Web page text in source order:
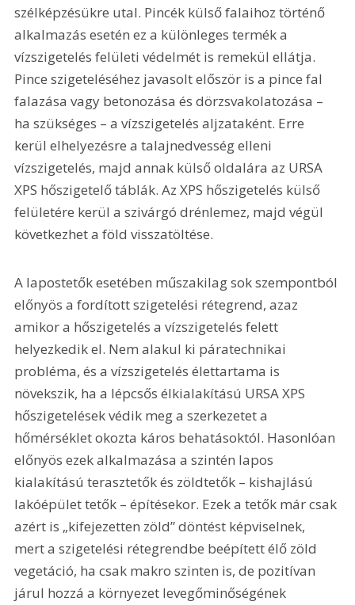
szélképzésükre utal. Pincék külső falaihoz történő
alkalmazás esetén ez a különleges termék a
vízszigetelés felületi védelmét is remekül ellátja.
Pince szigeteléséhez javasolt először is a pince fal
falazása vagy betonozása és dörzsvakolatozása –
ha szükséges – a vízszigetelés aljzataként. Erre
kerül elhelyezésre a talajnedvesség elleni
vízszigetelés, majd annak külső oldalára az URSA
XPS hőszigetelő táblák. Az XPS hőszigetelés külső
felületére kerül a szivárgó drénlemez, majd végül
következhet a föld visszatöltése.
A lapostetők esetében műszakilag sok szempontból
előnyös a fordított szigetelési rétegrend, azaz
amikor a hőszigetelés a vízszigetelés felett
helyezkedik el. Nem alakul ki páratechnikai
probléma, és a vízszigetelés élettartama is
növekszik, ha a lépcsős élkialakítású URSA XPS
hőszigetelések védik meg a szerkezetet a
hőmérséklet okozta káros behatásoktól. Hasonlóan
előnyös ezek alkalmazása a szintén lapos
kialakítású terasztetők és zöldtetők – kishajlású
lakóépület tetők – építésekor. Ezek a tetők már csak
azért is „kifejezetten zöld” döntést képviselnek,
mert a szigetelési rétegrendbe beépített élő zöld
vegetáció, ha csak makro szinten is, de pozitívan
járul hozzá a környezet levegőminőségének